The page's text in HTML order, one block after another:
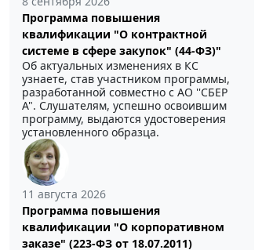
Программа повышения
квалификации "О контрактной
системе в сфере закупок" (44-ФЗ)"
Об актуальных изменениях в КС
узнаете, став участником программы,
разработанной совместно с АО ''СБЕР
А". Слушателям, успешно освоившим
программу, выдаются удостоверения
установленного образца.
11 августа 2026
Программа повышения
квалификации "О корпоративном
заказе" (223-ФЗ от 18.07.2011)